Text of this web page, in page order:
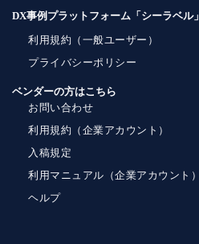
DX事例プラットフォーム「シーラベル」
利用規約（一般ユーザー）
プライバシーポリシー
ベンダーの方はこちら
お問い合わせ
利用規約（企業アカウント）
入稿規定
利用マニュアル（企業アカウント）
ヘルプ